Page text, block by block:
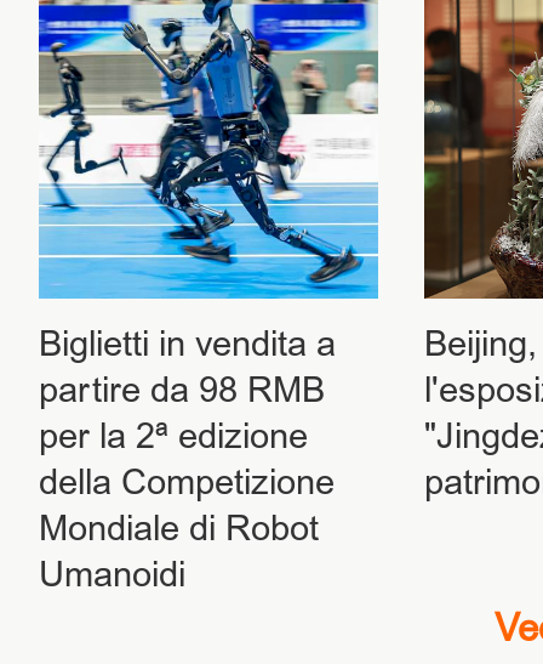
Biglietti in vendita a
partire da 98 RMB
per la 2ª edizione
della Competizione
Mondiale di Robot
Umanoidi